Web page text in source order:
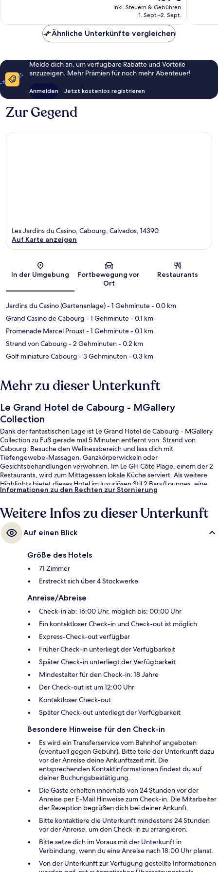
Preis
beträgt
inkl. Steuern & Gebühren
1. Sept.–2. Sept.
Ähnliche Unterkünfte vergleichen
Melde dich an, um verfügbare Rabatte und Vorteile
anzuzeigen. Mehr Prämien für noch mehr Abenteuer!
Anmelden Jetzt kostenlos registrieren
Zur Gegend
Karte
Les Jardins du Casino, Cabourg, Calvados, 14390
Auf Karte anzeigen
In der Umgebung
Fortbewegung vor
Ort
Restaurants
Jardins du Casino (Gartenanlage)- 1 Gehminute- 0.0 km
Grand Casino de Cabourg - 1 Gehminute- 0.1 km
Promenade Marcel Proust- 1 Gehminute- 0.1 km
Strand von Cabourg - 2 Gehminuten- 0.2 km
Golf miniature Cabourg - 3 Gehminuten- 0.3 km
Mehr zu dieser Unterkunft
Le Grand Hotel de Cabourg - MGallery
Collection
Dank der fantastischen Lage ist Le Grand Hotel de Cabourg - MGallery
Collection zu Fuß gerade mal 5 Minuten entfernt von: Strand von
Cabourg. Besuche den Wellnessbereich und lass dich mit
Tiefengewebe-Massagen, Ganzkörperwickeln oder
Gesichtsbehandlungen verwöhnen. Im Le GH Côté Plage, einem der 2
Restaurants, wird zum Mittagessen lokale Küche serviert. Als weitere
Highlights bietet dieses Hotel im luxuriösen Stil 2 Bars/Lounges, eine
Strandbar und eine Sauna. Andere Reisende lieben das hilfsbereite
Informationen zu den Rechten zur Stornierung
Weitere Infos zu dieser Unterkunft
Auf einen Blick
Größe des Hotels
71 Zimmer
Erstreckt sich über 4 Stockwerke
Anreise/Abreise
Check-in ab: 16:00 Uhr, möglich bis: 00:00 Uhr
Ein kontaktloser Check-in und Check-out ist möglich
Express-Check-out verfügbar
Früher Check-in unterliegt der Verfügbarkeit
Später Check-in unterliegt der Verfügbarkeit
Mindestalter für den Check-in: 18 Jahre
Der Check-out ist um 12:00 Uhr
Kontaktloser Check-out
Später Check-out unterliegt der Verfügbarkeit
Besondere Hinweise für den Check-in
Es wird ein Transferservice vom Bahnhof angeboten
(eventuell gegen Gebühr). Bitte teile der Unterkunft dazu
vor der Anreise deine Ankunftszeit mit. Die
entsprechenden Kontaktinformationen findest du auf
deiner Buchungsbestätigung.
Die Gäste erhalten innerhalb von 24 Stunden vor der
Anreise per E-Mail Hinweise zum Check-in. Die Mitarbeiter
der Rezeption begrüßen dich bei deiner Ankunft.
Bitte kontaktiere die Unterkunft mindestens 24 Stunden
vor der Anreise, um den Check-in zu arrangieren.
Bitte setze dich im Voraus mit der Unterkunft in
Verbindung, wenn du eine Anreise nach 18:00 Uhr planst.
Von der Unterkunft zur Verfügung gestellte Informationen